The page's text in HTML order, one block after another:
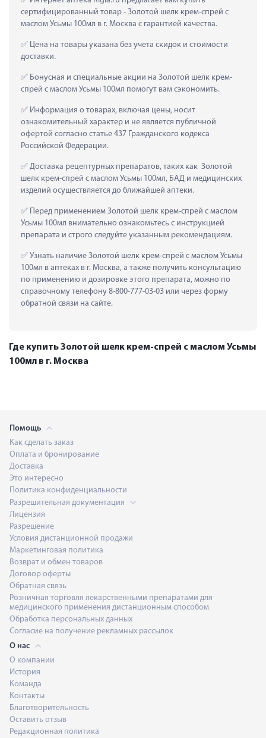
сертифицированный товар - Золотой шелк крем-спрей с
маслом Усьмы 100мл в г. Москва с гарантией качества.
Цена на товары указана без учета скидок и стоимости
доставки.
Бонусная и специальные акции на Золотой шелк крем-
спрей с маслом Усьмы 100мл помогут вам сэкономить.
Информация о товарах, включая цены, носит
ознакомительный характер и не является публичной
офертой согласно статье 437 Гражданского кодекса
Российской Федерации.
Доставка рецептурных препаратов, таких как  Золотой
шелк крем-спрей с маслом Усьмы 100мл, БАД и медицинских
изделий осуществляется до ближайшей аптеки.
Перед применением Золотой шелк крем-спрей с маслом
Усьмы 100мл внимательно ознакомьтесь с инструкцией
препарата и строго следуйте указанным рекомендациям.
Узнать наличие Золотой шелк крем-спрей с маслом Усьмы
100мл в аптеках в г. Москва, а также получить консультацию
по применению и дозировке этого препарата, можно по
справочному телефону 8-800-777-03-03 или через форму
обратной связи на сайте.
Где купить Золотой шелк крем-спрей с маслом Усьмы
100мл в г. Москва
Помощь
Как сделать заказ
Оплата и бронирование
Доставка
Это интересно
Политика конфиденциальности
Разрешительная документация
Лицензия
Разрешение
Условия дистанционной продажи
Маркетинговая политика
Возврат и обмен товаров
Договор оферты
Обратная связь
Розничная торговля лекарственными препаратами для
медицинского применения дистанционным способом
Обработка персональных данных
Согласие на получение рекламных рассылок
О нас
О компании
История
Команда
Контакты
Благотворительность
Оставить отзыв
Редакционная политика